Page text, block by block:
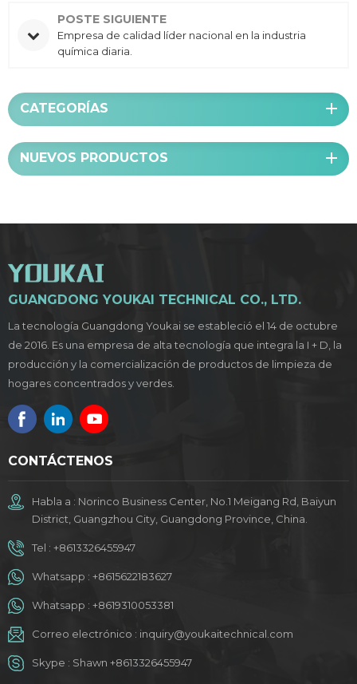
POSTE SIGUIENTE
Empresa de calidad líder nacional en la industria
química diaria.
CATEGORÍAS
NUEVOS PRODUCTOS
GUANGDONG YOUKAI TECHNICAL CO., LTD.
La tecnología Guangdong Youkai se estableció el 14 de octubre
de 2016. Es una empresa de alta tecnología que integra la I + D, la
producción y la comercialización de productos de limpieza de
hogares concentrados y verdes.
CONTÁCTENOS
Habla a : Norinco Business Center, No.1 Meigang Rd, Baiyun
District, Guangzhou City, Guangdong Province, China.
Tel : +8613326455947
Whatsapp : +8615622183627
Whatsapp : +8619310053381
Correo electrónico : inquiry@youkaitechnical.com
Skype : Shawn +8613326455947